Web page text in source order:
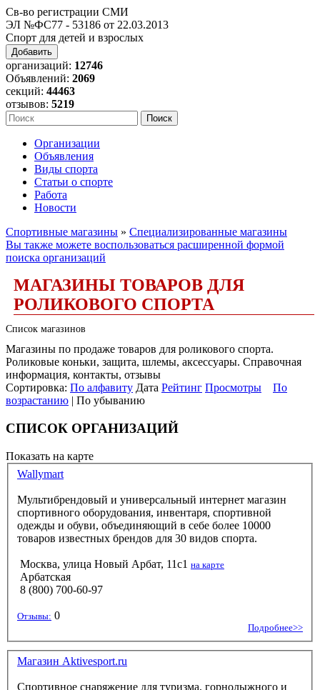
Св-во регистрации СМИ
ЭЛ №ФС77 - 53186 от 22.03.2013
Спорт для детей и взрослых
Добавить
организаций: 12746
Объявлений: 2069
секций: 44463
отзывов: 5219
Организации
Объявления
Виды спорта
Статьи о спорте
Работа
Новости
Спортивные магазины » Специализированные магазины
Вы также можете воспользоваться расширенной формой
поиска организаций
МАГАЗИНЫ ТОВАРОВ ДЛЯ
РОЛИКОВОГО СПОРТА
Список магазинов
Магазины по продаже товаров для роликового спорта.
Роликовые коньки, защита, шлемы, аксессуары. Справочная
информация, контакты, отзывы
Сортировка: По алфавиту Дата Рейтинг Просмотры
По
возрастанию | По убыванию
СПИСОК ОРГАНИЗАЦИЙ
Показать на карте
Wallymart
Мультибрендовый и универсальный интернет магазин
спортивного оборудования, инвентаря, спортивной
одежды и обуви, объединяющий в себе более 10000
товаров известных брендов для 30 видов спорта.
Москва, улица Новый Арбат, 11с1 на карте
Арбатская
8 (800) 700-60-97
Отзывы: 0
Подробнее>>
Магазин Aktivesport.ru
Спортивное снаряжение для туризма, горнолыжного и